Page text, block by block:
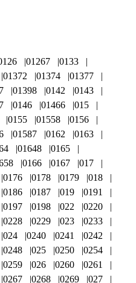
01267
0133
01372 01374
01377
01398 0142
0143
0146 01466
015
0155 01558
0156
01587 0162
0163
01648
0165
0166 0167
017
0176 0178 0179
018
0186 0187 019
0191
0197 0198 022
0220
0228 0229 023
0233
024 0240 0241
0242
0248 025 0250
0254
0259 026 0260
0261
0267 0268 0269 027